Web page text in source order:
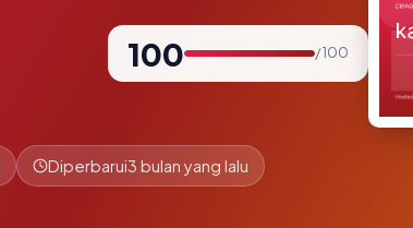
100 / 100
Diperbarui3 bulan yang lalu